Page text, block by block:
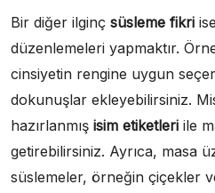
Bir diğer ilginç süsleme fikri
düzenlemeleri yapmaktır.
cinsiyetin rengine uygun
dokunuşlar ekleyebilirsiniz.
hazırlanmış isim etiketleri ile
getirebilirsiniz. Ayrıca, masa
süslemeler, örneğin çiçekler